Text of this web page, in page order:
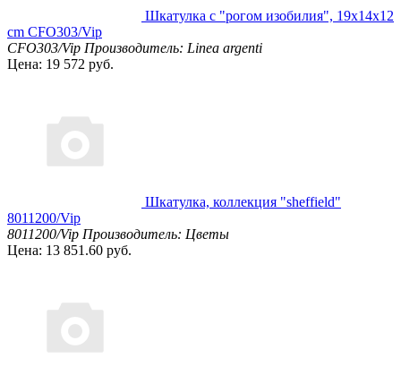
Шкатулка с "рогом изобилия", 19х14х12
cm CFO303/Vip
CFO303/Vip Производитель: Linea argenti
Цена: 19 572 руб.
Шкатулка, коллекция "sheffield"
8011200/Vip
8011200/Vip Производитель: Цветы
Цена: 13 851.60 руб.